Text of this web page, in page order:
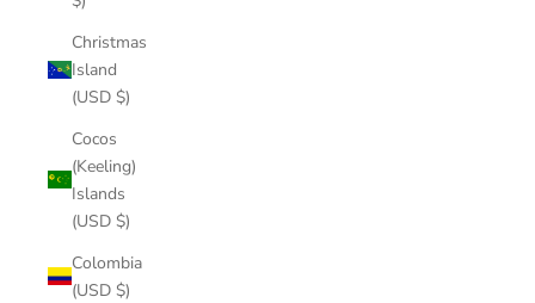
Christmas
Island
(USD $)
Cocos
(Keeling)
Islands
(USD $)
Colombia
(USD $)